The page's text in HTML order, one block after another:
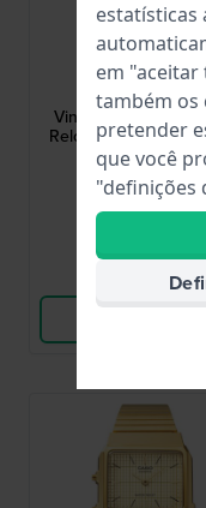
Casio
A130WEG-9AEF
Vintage Edge LC
Relógio de quartzo
retro
89,90 €
● Em stock
Comparar
estatísticas
em "aceitar
também os
pretender
que você
"definições